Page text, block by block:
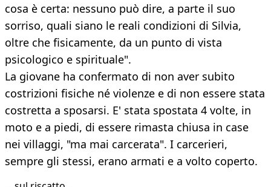
cosa è certa: nessuno può dire, a parte il suo
sorriso, quali siano le reali condizioni di Silvia,
oltre che fisicamente, da un punto di vista
psicologico e spirituale".
La giovane ha confermato di non aver subito
costrizioni fisiche né violenze e di non essere stata
costretta a sposarsi. E' stata spostata 4 volte, in
moto e a piedi, di essere rimasta chiusa in case
nei villaggi, "ma mai carcerata". I carcerieri,
sempre gli stessi, erano armati e a volto coperto.